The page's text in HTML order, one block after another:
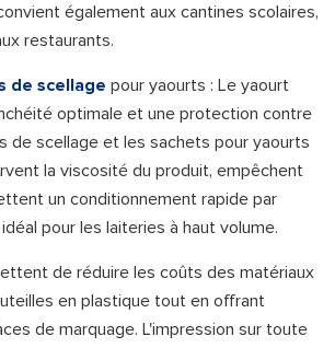
également aux cantines scolaires,
restaurants.
de scellage pour yaourts : Le yaourt
optimale et une protection contre
de scellage et les sachets pour yaourts
la viscosité du produit, empêchent
un conditionnement rapide par
pour les laiteries à haut volume.
de réduire les coûts des matériaux
en plastique tout en offrant
de marquage. L'impression sur toute